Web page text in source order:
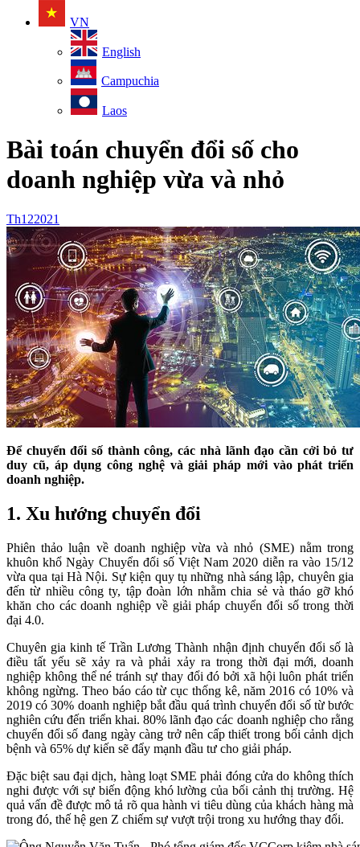
VN
English
Campuchia
Laos
Bài toán chuyển đổi số cho
doanh nghiệp vừa và nhỏ
Th1 22021
Để chuyển đổi số thành công, các nhà lãnh đạo cần cởi bỏ tư
duy cũ, áp dụng công nghệ và giải pháp mới vào phát triển
doanh nghiệp.
1. Xu hướng chuyển đổi
Phiên thảo luận về doanh nghiệp vừa và nhỏ (SME) nằm trong
khuôn khổ Ngày Chuyển đổi số Việt Nam 2020 diễn ra vào 15/12
vừa qua tại Hà Nội. Sự kiện quy tụ những nhà sáng lập, chuyên gia
đến từ nhiều công ty, tập đoàn lớn nhằm chia sẻ và tháo gỡ khó
khăn cho các doanh nghiệp về giải pháp chuyển đổi số trong thời
đại 4.0.
Chuyên gia kinh tế Trần Lương Thành nhận định chuyển đổi số là
điều tất yếu sẽ xảy ra và phải xảy ra trong thời đại mới, doanh
nghiệp không thể né tránh sự thay đổi đó bởi xã hội luôn phát triển
không ngừng. Theo báo cáo từ cục thống kê, năm 2016 có 10% và
2019 có 30% doanh nghiệp bắt đầu quá trình chuyển đổi số từ bước
nghiên cứu đến triển khai. 80% lãnh đạo các doanh nghiệp cho rằng
chuyển đổi số đang ngày càng trở nên cấp thiết trong bối cảnh dịch
bệnh và 65% dự kiến sẽ đẩy mạnh đầu tư cho giải pháp.
Đặc biệt sau đại dịch, hàng loạt SME phải đóng cửa do không thích
nghi được với sự biến động khó lường của bối cảnh thị trường. Hệ
quả vấn đề được mô tả rõ qua hành vi tiêu dùng của khách hàng mà
trong đó, thế hệ gen Z chiếm sự vượt trội trong xu hướng thay đổi.